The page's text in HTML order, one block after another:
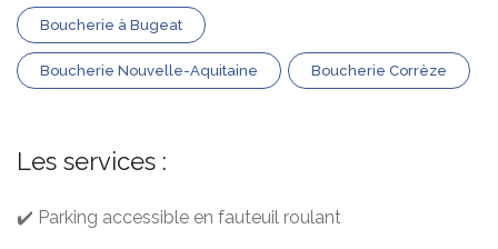
Boucherie à Bugeat
Boucherie Nouvelle-Aquitaine Boucherie Corrèze
Les services :
✔️ Parking accessible en fauteuil roulant